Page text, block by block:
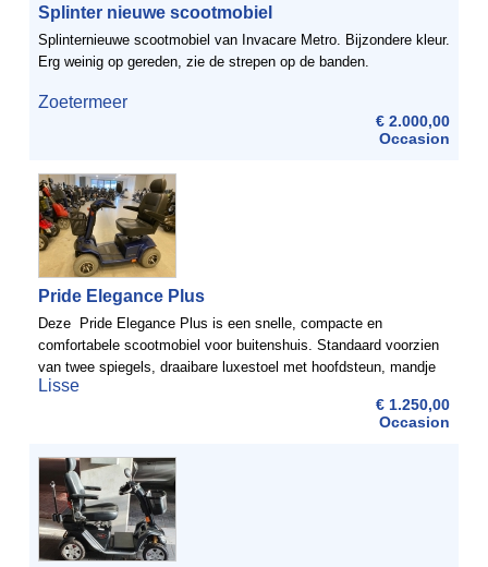
Splinter nieuwe scootmobiel
Splinternieuwe scootmobiel van Invacare Metro. Bijzondere kleur.
Erg weinig op gereden, zie de strepen op de banden.
Zoetermeer
€ 2.000,00
Occasion
Pride Elegance Plus
Deze Pride Elegance Plus is een snelle, compacte en
comfortabele scootmobiel voor buitenshuis. Standaard voorzien
van twee spiegels, draaibare luxestoel met hoofdsteun, mandje
en anti-slip mat. ScootmobielDiscount heeft een ...
Lisse
€ 1.250,00
Occasion